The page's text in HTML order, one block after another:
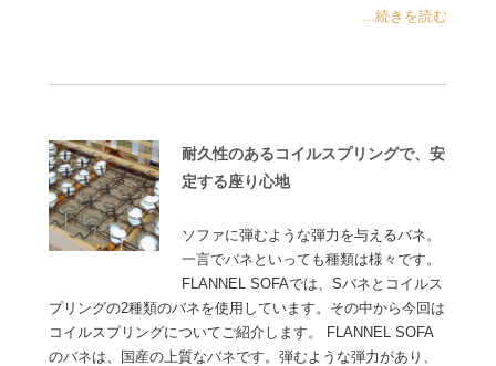
...続きを読む
耐久性のあるコイルスプリングで、安
定する座り心地
ソファに弾むような弾力を与えるバネ。
一言でバネといっても種類は様々です。
FLANNEL SOFAでは、Sバネとコイルス
プリングの2種類のバネを使用しています。その中から今回は
コイルスプリングについてご紹介します。 FLANNEL SOFA
のバネは、国産の上質なバネです。弾むような弾力があり、